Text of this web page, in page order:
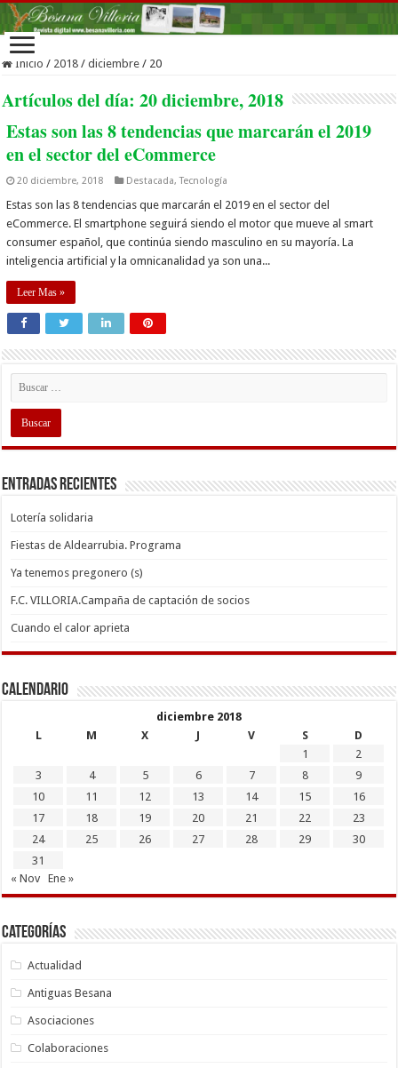
Inicio / 2018 / diciembre / 20
Artículos del día:20 diciembre, 2018
Estas son las 8 tendencias que marcarán el 2019
en el sector del eCommerce
20 diciembre, 2018 Destacada,Tecnología
Estas son las 8 tendencias que marcarán el 2019 en el sector del
eCommerce. El smartphone seguirá siendo el motor que mueve al smart
consumer español, que continúa siendo masculino en su mayoría. La
inteligencia artificial y la omnicanalidad ya son una...
Leer Mas »
Entradas recientes
Lotería solidaria
Fiestas de Aldearrubia. Programa
Ya tenemos pregonero (s)
F.C. VILLORIA.Campaña de captación de socios
Cuando el calor aprieta
Calendario
diciembre 2018
L
M X J V S
D
1
2
3
4 5 6 7 8
9
10
11 12 13 14 15
16
17
18 19 20 21 22
23
24
25 26 27 28 29
30
31
« Nov
Ene »
Categorías
Actualidad
Antiguas Besana
Asociaciones
Colaboraciones